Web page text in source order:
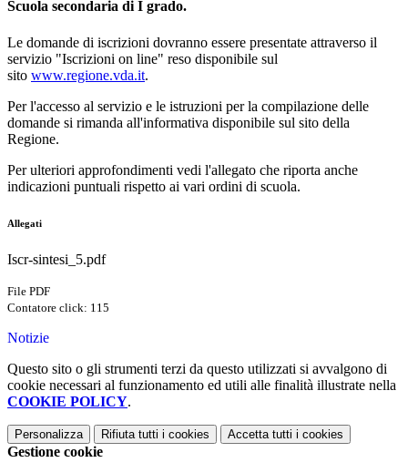
Scuola secondaria di I grado.
Le domande di iscrizioni dovranno essere presentate attraverso il
servizio "Iscrizioni on line" reso disponibile sul
sito www.regione.vda.it.
Per l'accesso al servizio e le istruzioni per la compilazione delle
domande si rimanda all'informativa disponibile sul sito della
Regione.
Per ulteriori approfondimenti vedi l'allegato che riporta anche
indicazioni puntuali rispetto ai vari ordini di scuola.
Allegati
Iscr-sintesi_5.pdf
File PDF
Contatore click: 115
Notizie
Questo sito o gli strumenti terzi da questo utilizzati si avvalgono di
cookie necessari al funzionamento ed utili alle finalità illustrate nella
COOKIE POLICY.
Personalizza Rifiuta tutti i cookies Accetta tutti i cookies
Gestione cookie